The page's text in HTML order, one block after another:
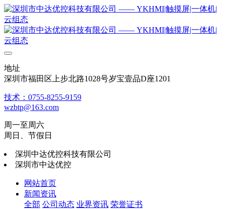
地址
深圳市福田区上步北路1028号岁宝壹品D座1201
技术：0755-8255-9159
wzbtp@163.com
周一至周六
周日、节假日
深圳中达优控科技有限公司
深圳市中达优控
网站首页
新闻资讯
全部 公司动态 业界资讯 荣誉证书